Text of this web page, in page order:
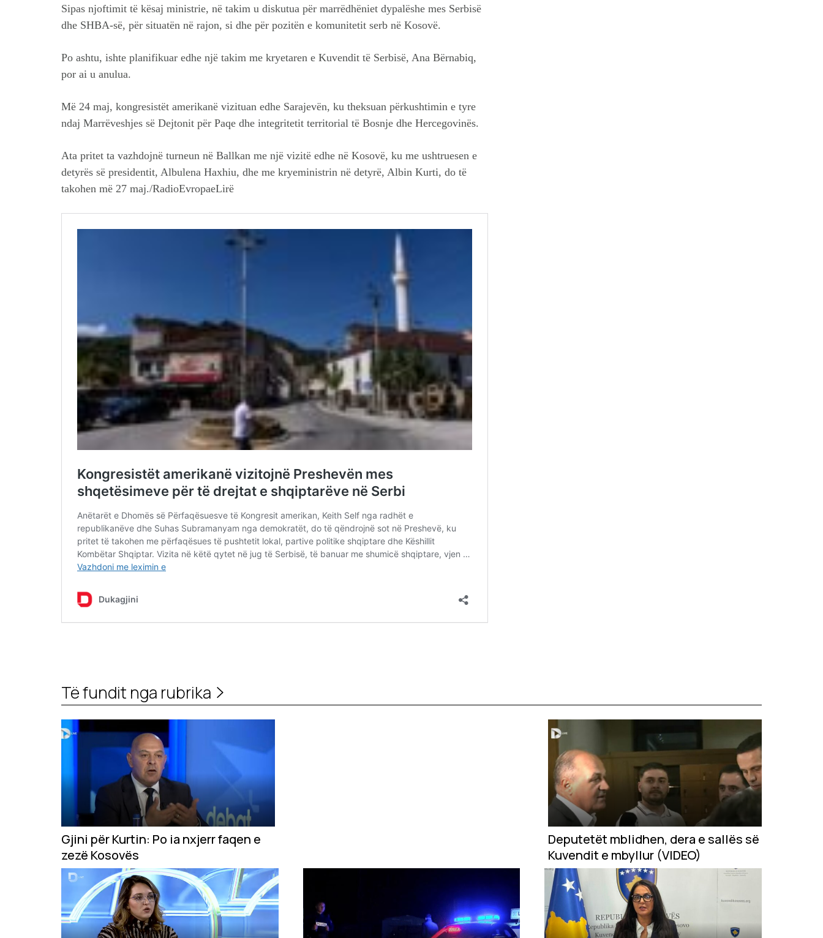
Sipas njoftimit të kësaj ministrie, në takim u diskutua për marrëdhëniet dypalëshe mes Serbisë
dhe SHBA-së, për situatën në rajon, si dhe për pozitën e komunitetit serb në Kosovë.
Po ashtu, ishte planifikuar edhe një takim me kryetaren e Kuvendit të Serbisë, Ana Bërnabiq,
por ai u anulua.
Më 24 maj, kongresistët amerikanë vizituan edhe Sarajevën, ku theksuan përkushtimin e tyre
ndaj Marrëveshjes së Dejtonit për Paqe dhe integritetit territorial të Bosnje dhe Hercegovinës.
Ata pritet ta vazhdojnë turneun në Ballkan me një vizitë edhe në Kosovë, ku me ushtruesen e
detyrës së presidentit, Albulena Haxhiu, dhe me kryeministrin në detyrë, Albin Kurti, do të
takohen më 27 maj./RadioEvropaeLirë
Të fundit nga rubrika
Gjini për Kurtin: Po ia nxjerr faqen e
zezë Kosovës
Deputetët mblidhen, dera e sallës së
Kuvendit e mbyllur (VIDEO)